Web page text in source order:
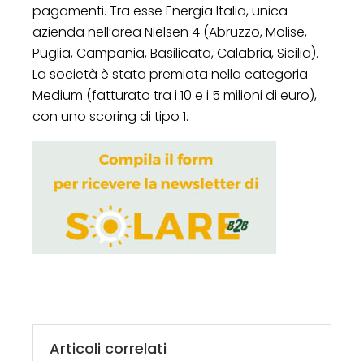
pagamenti. Tra esse Energia Italia, unica
azienda nell’area Nielsen 4 (Abruzzo, Molise,
Puglia, Campania, Basilicata, Calabria, Sicilia).
La società è stata premiata nella categoria
Medium (fatturato tra i 10 e i 5 milioni di euro),
con uno scoring di tipo 1.
Articoli correlati